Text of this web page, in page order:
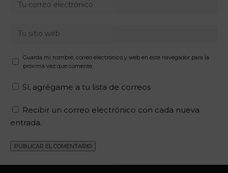
Guarda mi nombre, correo electrónico y web en este navegador para la
próxima vez que comente.
Sí, agrégame a tu lista de correos
Recibir un correo electrónico con cada nueva
entrada.